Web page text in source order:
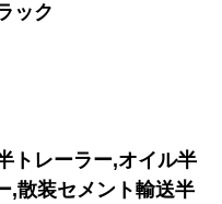
ック
トレーラー,オイル半
,散装セメント輸送半